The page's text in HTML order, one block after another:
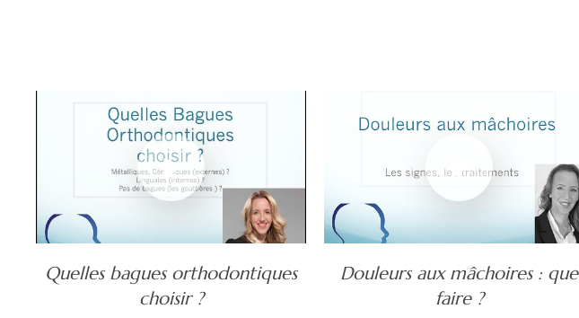
Quelles bagues orthodontiques
choisir ?
Douleurs aux mâchoires : que
faire ?